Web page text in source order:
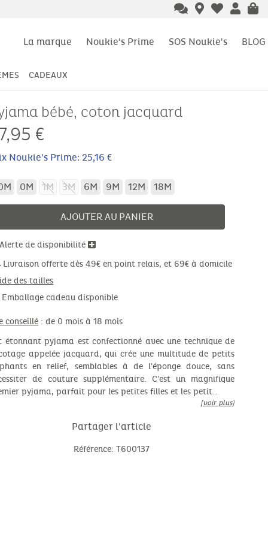
La marque Noukie's Prime SOS Noukie's BLOG
CADEAUX
bébé, coton jacquard
€
Noukie's Prime: 25,16 €
0M 1M 3M 6M 9M 12M 18M
AJOUTER AU PANIER
Alerte de disponibilité
Livraison offerte dès 49€ en point relais, et 69€ à domicile
des tailles
Emballage cadeau disponible
conseillé : de 0 mois à 18 mois
étonnant pyjama est confectionné avec une technique de
appelée jacquard, qui crée une multitude de petits
en relief, semblables à de l'éponge douce, sans
de couture supplémentaire. C'est un magnifique
pyjama, parfait pour les petites filles et les petit…
[voir plus]
Partager l'article
Référence: T600137